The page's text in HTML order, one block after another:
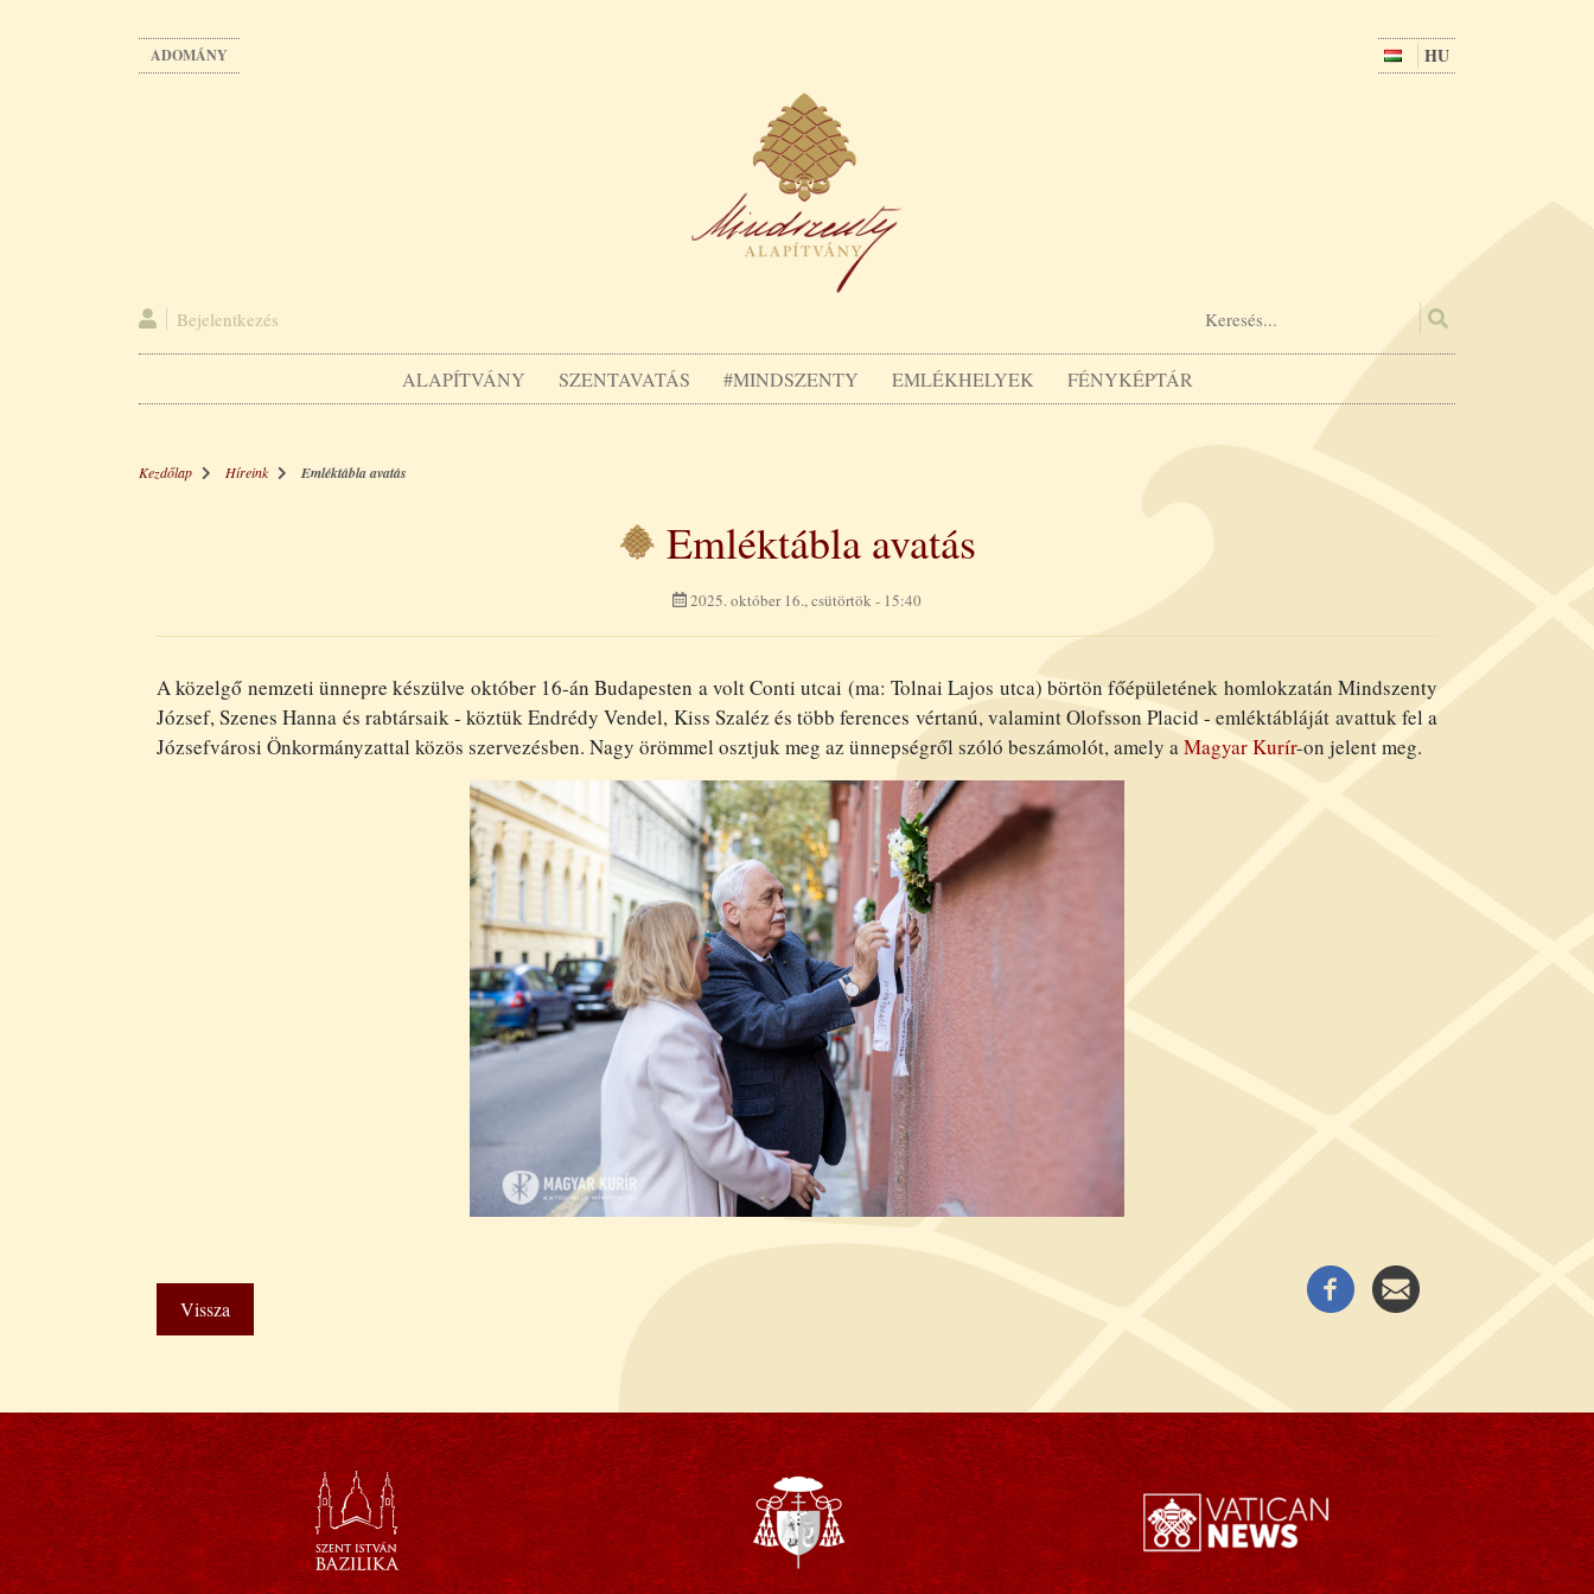
ADOMÁNY HU
Bejelentkezés
ALAPÍTVÁNY SZENTAVATÁS #MINDSZENTY EMLÉKHELYEK FÉNYKÉPTÁR
Kezdőlap Híreink Emléktábla avatás
Emléktábla avatás
2025. október 16., csütörtök - 15:40
A közelgő nemzeti ünnepre készülve október 16-án Budapesten a volt Conti utcai (ma: Tolnai Lajos utca) börtön főépületének homlokzatán Mindszenty
József, Szenes Hanna és rabtársaik - köztük Endrédy Vendel, Kiss Szaléz és több ferences vértanú, valamint Olofsson Placid - emléktábláját avattuk fel a
Józsefvárosi Önkormányzattal közös szervezésben. Nagy örömmel osztjuk meg az ünnepségről szóló beszámolót, amely aMagyar Kurír-on jelent meg.
Vissza